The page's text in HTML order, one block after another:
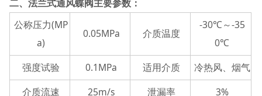
二、法兰式通风蝶阀主要参数：
公称压力(MP
a)
0.05MPa 介质温度
-30℃～-35
0℃
强度试验
0.1MPa 适用介质
冷热风、烟气
介质流速
25m/s 泄漏率 3%